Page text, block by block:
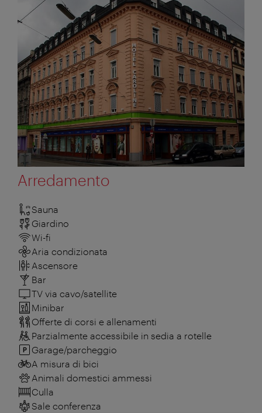
Arredamento
Sauna
Giardino
Wi-fi
Aria condizionata
Ascensore
Bar
TV via cavo/satellite
Minibar
Offerte di corsi e allenamenti
Parzialmente accessibile in sedia a rotelle
Garage/parcheggio
A misura di bici
Animali domestici ammessi
Culla
Sale conferenza